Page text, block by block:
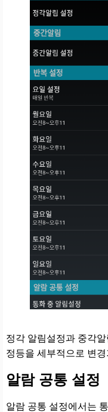
정각 알림설정과 중각
정등을 세부적으로 변
알람 공통 설정
알람 공통 설정에서는